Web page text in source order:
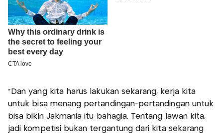
"Dan yang kita harus lakukan sekarang, kerja kita
untuk bisa menang pertandingan-pertandingan untuk
bisa bikin Jakmania itu bahagia. Tentang lawan kita,
jadi kompetisi bukan tergantung dari kita sekarang